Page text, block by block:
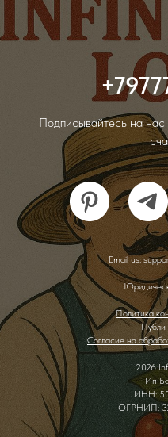
Подписывайтесь на нас
Email us:
Политика
Согласие на
2026
Ип
ИНН:
ОГРНИП: